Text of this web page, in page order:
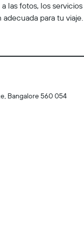
las fotos, los servicios
para tu viaje.
Bangalore 560 054